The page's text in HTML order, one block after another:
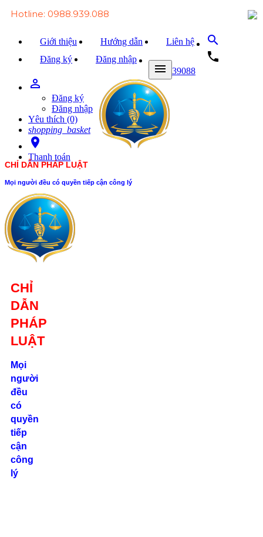
Hotline: 0988.939.088
Giới thiệu Hướng dẫn
Liên hệ
Đăng ký
Đăng nhập
search
local_phone
0988939088
person_outline
Đăng ký
Đăng nhập
Yêu thích (0)
shopping_basket
room
Thanh toán
menu
CHỈ DẪN PHÁP LUẬT
Mọi người đều có quyền tiếp cận công lý
CHỈ
DẪN
PHÁP
LUẬT
Mọi
người
đều
có
quyền
tiếp
cận
công
lý
Trang chủ
Văn bản Luật
Văn bản Đảng
Tài liệu
Hỏi - đáp
Trao đổi
Tin tức
Liên hệ
Số 24/2B
Đường Võ
Oanh, P. 25, Q.
Bình Thạnh, Tp.
Hồ Chí Minh
0862.000.639